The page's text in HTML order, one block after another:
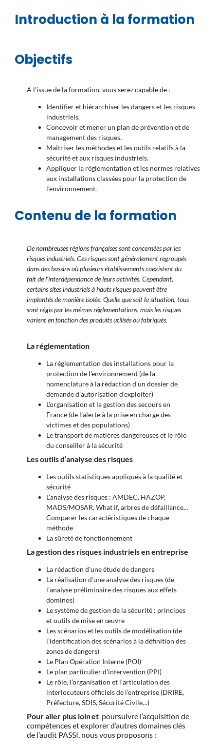
Introduction à la formation
Objectifs
A l’issue de la formation, vous serez capable de :
Identifier et hiérarchiser les dangers et les risques
industriels.
Concevoir et mener un plan de prévention et de
management des risques.
Maîtriser les méthodes et les outils relatifs à la
sécurité et aux risques industriels.
Appliquer la réglementation et les normes relatives
aux installations classées pour la protection de
l’environnement.
Contenu de la formation
De nombreuses régions françaises sont concernées par les
risques industriels. Ces risques sont généralement regroupés
dans des bassins où plusieurs établissements coexistent du
fait de l’interdépendance de leurs activités. Cependant,
certains sites industriels à hauts risques peuvent être
implantés de manière isolée. Quelle que soit la situation, tous
sont régis par les mêmes réglementations, mais les risques
varient en fonction des produits utilisés ou fabriqués.
La réglementation
La réglementation des installations pour la
protection de l’environnement (de la
nomenclature à la rédaction d’un dossier de
demande d’autorisation d’exploiter)
L’organisation et la gestion des secours en
France (de l’alerte à la prise en charge des
victimes et des populations)
Le transport de matières dangereuses et le rôle
du conseiller à la sécurité
Les outils d’analyse des risques
Les outils statistiques appliqués à la qualité et
sécurité
L’analyse des risques : AMDEC, HAZOP,
MADS/MOSAR, What if, arbres de défaillance…
Comparer les caractéristiques de chaque
méthode
La sûreté de fonctionnement
La gestion des risques industriels en entreprise
La rédaction d’une étude de dangers
La réalisation d’une analyse des risques (de
l’analyse préliminaire des risques aux effets
dominos)
Le système de gestion de la sécurité : principes
et outils de mise en œuvre
Les scénarios et les outils de modélisation (de
l’identification des scénarios à la définition des
zones de dangers)
Le Plan Opération Interne (POI)
Le plan particulier d’intervention (PPI)
Le rôle, l’organisation et l’articulation des
interlocuteurs officiels de l’entreprise (DRIRE,
Préfecture, SDIS, Sécurité Civile…)
Pour aller plus loin et poursuivre l’acquisition de
compétences et explorer d’autres domaines clés
de l’audit PASSI, nous vous proposons :